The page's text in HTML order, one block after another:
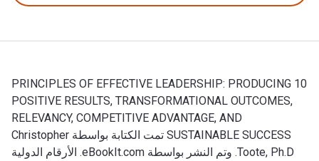
10 PRINCIPLES OF EFFECTIVE LEADERSHIP: PRODUCING
POSITIVE RESULTS, TRANSFORMATIONAL OUTCOMES,
RELEVANCY, COMPETITIVE ADVANTAGE, AND
SUSTAINABLE SUCCESS تمت الكتابة بواسطة Christopher
Toote, Ph.D. وتم النشر بواسطة eBookIt.com. الأرقام الدولية